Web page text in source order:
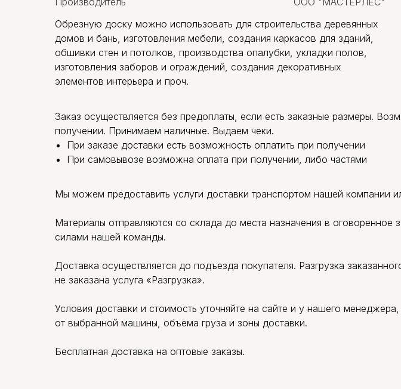
Обрезную доску можно использовать для строительства деревянных
домов и бань, изготовления мебели, создания каркасов для зданий,
обшивки стен и потолков, производства опалубки, укладки полов,
изготовления заборов и ограждений, создания декоративных
элементов интерьера и проч.
Заказ осуществляется без предоплаты, если есть заказные размеры.
получении. Принимаем наличные. Выдаем чеки.
При заказе доставки есть возможность оплатить при получении
При самовывозе возможна оплата при получении, либо частями
Мы можем предоставить услуги доставки транспортом нашей компании
Материалы отправляются со склада до места назначения в оговоренное
силами нашей команды.
Доставка осуществляется до подъезда покупателя. Разгрузка
не заказана услуга «Разгрузка».
Условия доставки и стоимость уточняйте на сайте и у нашего
от выбранной машины, объема груза и зоны доставки.
Бесплатная доставка на оптовые заказы.